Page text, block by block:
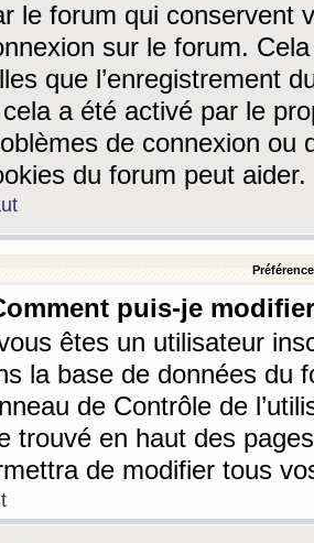
le forum qui conservent
sur le forum.
que l’enregistrement
a été activé par le
de connexion ou
du forum peut aider.
puis-je
êtes un utilisateur
la base de données du
de Contrôle de
trouvé en haut des
de modifier tous